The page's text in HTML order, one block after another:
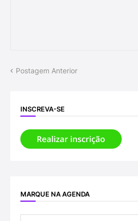
Postagem Anterior
INSCREVA-SE
MARQUE NA AGENDA